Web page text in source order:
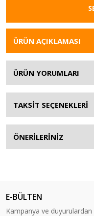
ÜRÜN AÇIKLAMASI
ÜRÜN YORUMLARI
TAKSİT SEÇENEKLERİ
ÖNERİLERİNİZ
E-BÜLTEN
Kampanya ve